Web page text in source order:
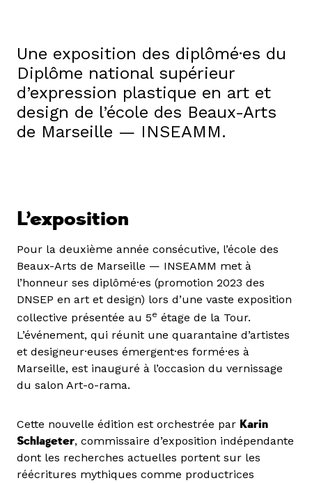
Une exposition des diplômé·es du
Diplôme national supérieur
d’expression plastique en art et
design de l’école des Beaux-Arts
de Marseille — INSEAMM.
L’exposition
Pour la deuxième année consécutive, l’école des
Beaux-Arts de Marseille — INSEAMM met à
l’honneur ses diplômé·es (promotion 2023 des
DNSEP en art et design) lors d’une vaste exposition
collective présentée au 5e étage de la Tour.
L’événement, qui réunit une quarantaine d’artistes
et designeur·euses émergent·es formé·es à
Marseille, est inauguré à l’occasion du vernissage
du salon Art-o-rama.
Cette nouvelle édition est orchestrée par Karin
Schlageter, commissaire d’exposition indépendante
dont les recherches actuelles portent sur les
réécritures mythiques comme productrices